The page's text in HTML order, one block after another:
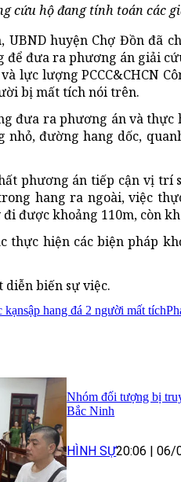
cứu hộ đang tính toán các
huyện Chợ Đồn đã
để đưa ra phương án giải
lực lượng PCCC&CHCN
bị mất tích nói trên.
đưa ra phương án và thực
nhỏ, đường hang dốc,
phương án tiếp cận vị trí
hang ra ngoài, việc
được khoảng 110m, còn
thực hiện các biện pháp
diễn biến sự việc.
kạnsập hang đá 2 người mất tích
Nhóm đối tượng bị
Bắc Ninh
HÌNH SỰ20:06 | 06/